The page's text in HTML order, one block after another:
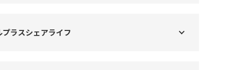
プラスシェアライフ